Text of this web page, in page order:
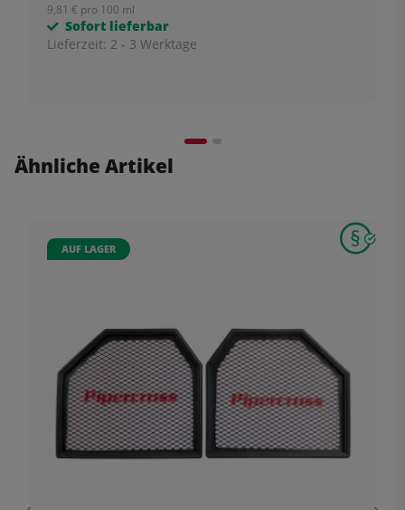
9,81 € pro 100 ml
Sofort lieferbar
Lieferzeit: 2 - 3 Werktage
Ähnliche Artikel
AUF LAGER